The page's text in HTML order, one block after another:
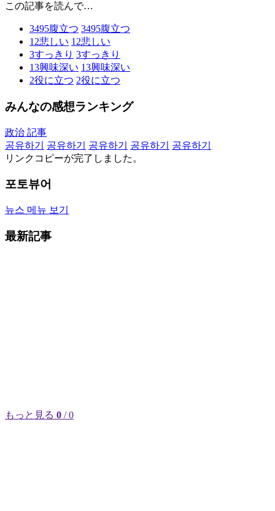
この記事を読んで…
3495腹立つ 3495腹立つ
12悲しい 12悲しい
3すっきり 3すっきり
13興味深い 13興味深い
2役に立つ 2役に立つ
みんなの感想ランキング
政治 記事
공유하기
공유하기 공유하기 공유하기
공유하기
リンクコピーが完了しました。
포토뷰어
뉴스 메뉴 보기
最新記事
もっと見る 0 / 0